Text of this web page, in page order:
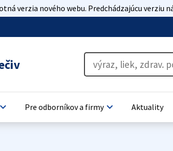
verzia nového webu. Predchádzajúcu verziu
keyboard_arrow_down Pre odborníkov a firmykeyboard_arrow_down Aktuality